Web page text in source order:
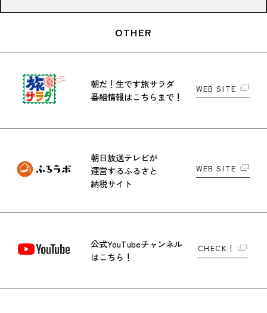
OTHER
朝だ！生です旅サラダ
番組情報はこちらまで！
WEB SITE
朝日放送テレビが
運営するふるさと
納税サイト
WEB SITE
公式YouTubeチャンネル
はこちら！
CHECK！